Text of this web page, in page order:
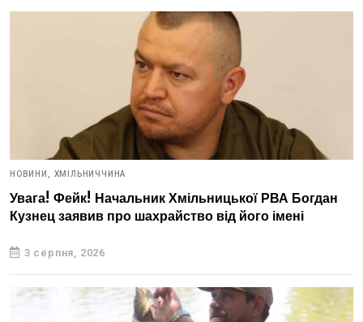
НОВИНИ, ХМІЛЬНИЧЧИНА
Увага! Фейк! Начальник Хмільницької РВА Богдан
Кузнец заявив про шахрайство від його імені
3 серпня, 2026